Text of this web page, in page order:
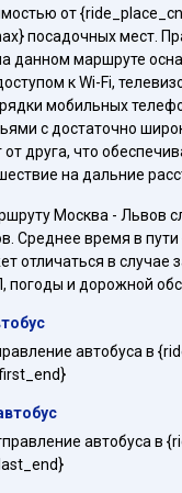
от
посадочных мест.
данном маршруте
к Wi-Fi,
мобильных
с достаточно
друга, что
на дальние
Москва - Львов
Среднее время в
отличаться в случае
и дорожной
автобуса в
автобуса в